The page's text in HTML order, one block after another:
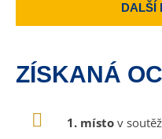
DALŠÍ
ZÍSKANÁ
1. místo v